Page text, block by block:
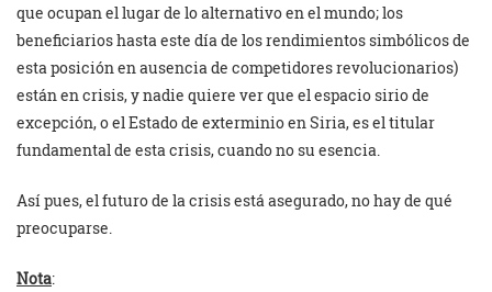
que ocupan el lugar de lo alternativo en el mundo; los
beneficiarios hasta este día de los rendimientos simbólicos de
esta posición en ausencia de competidores revolucionarios)
están en crisis, y nadie quiere ver que el espacio sirio de
excepción, o el Estado de exterminio en Siria, es el titular
fundamental de esta crisis, cuando no su esencia.
Así pues, el futuro de la crisis está asegurado, no hay de qué
preocuparse.
Nota: